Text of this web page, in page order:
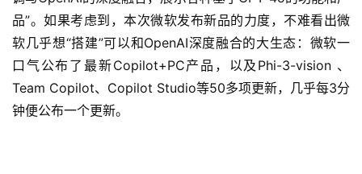
品”。如果考虑到，本次微软发布新品的力度，不难看出微
软几乎想“搭建”可以和OpenAI深度融合的大生态：微软一
口气公布了最新Copilot+PC产品，以及Phi-3-vision 、
Team Copilot、Copilot Studio等50多项更新，几乎每3分
钟便公布一个更新。